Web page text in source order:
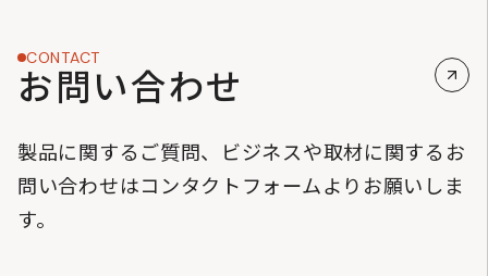
CONTACT
お問い合わせ
製品に関するご質問、ビジネスや取材に関するお
問い合わせはコンタクトフォームよりお願いしま
す。